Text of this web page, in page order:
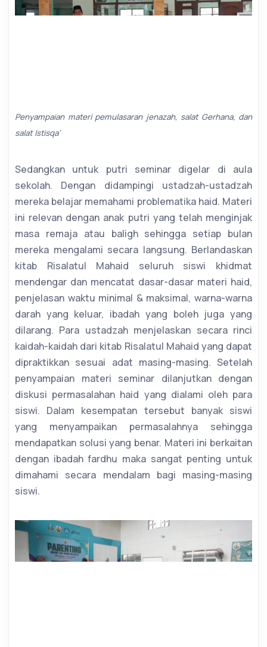
Penyampaian materi pemulasaran jenazah, salat Gerhana, dan
salat Istisqa'
Sedangkan untuk putri seminar digelar di aula
sekolah. Dengan didampingi ustadzah-ustadzah
mereka belajar memahami problematika haid. Materi
ini relevan dengan anak putri yang telah menginjak
masa remaja atau baligh sehingga setiap bulan
mereka mengalami secara langsung. Berlandaskan
kitab Risalatul Mahaid seluruh siswi khidmat
mendengar dan mencatat dasar-dasar materi haid,
penjelasan waktu minimal & maksimal, warna-warna
darah yang keluar, ibadah yang boleh juga yang
dilarang. Para ustadzah menjelaskan secara rinci
kaidah-kaidah dari kitab Risalatul Mahaid yang dapat
dipraktikkan sesuai adat masing-masing. Setelah
penyampaian materi seminar dilanjutkan dengan
diskusi permasalahan haid yang dialami oleh para
siswi. Dalam kesempatan tersebut banyak siswi
yang menyampaikan permasalahnya sehingga
mendapatkan solusi yang benar. Materi ini berkaitan
dengan ibadah fardhu maka sangat penting untuk
dimahami secara mendalam bagi masing-masing
siswi.